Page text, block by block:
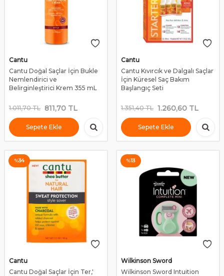
Cantu
Cantu Doğal Saçlar İçin Bukle
Nemlendirici ve
Belirginleştirici Krem 355 mL
1.011,70TL 811,70 TL
Sepete Ekle
Cantu
Cantu Kıvırcık ve Dalgalı Saçlar
İçin Küresel Saç Bakım
Başlangıç Seti
1.351,40TL 1.260,60 TL
Sepete Ekle
%34
Cantu
Cantu Doğal Saçlar İçin Ter,'
%13
Wilkinson Sword
Wilkinson Sword Intuition